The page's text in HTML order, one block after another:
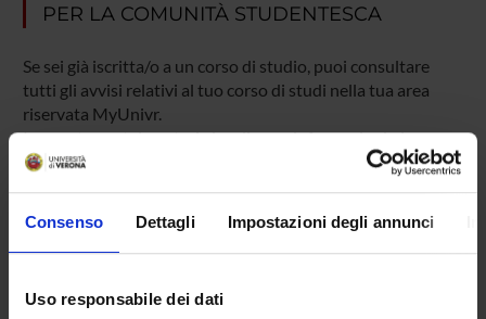
Consenso Dettagli Impostazioni degli annunci
Uso responsabile dei dati
PER LA COMUNITÀ STUDENTESCA
Se sei già iscritta/o a un corso di studio, puoi consultare
tutti gli avvisi relativi al tuo corso di studi nella tua area
riservata MyUnivr.
In questo portale potrai visualizzare informazioni, risorse e
servizi utili che riguardano la tua carriera universitaria
procedure amministrative, ecc.).
Entra in MyUnivr con le tue credenziali GIA: solo così
della tua segreteria via mail e anche tramite l'app Univr.